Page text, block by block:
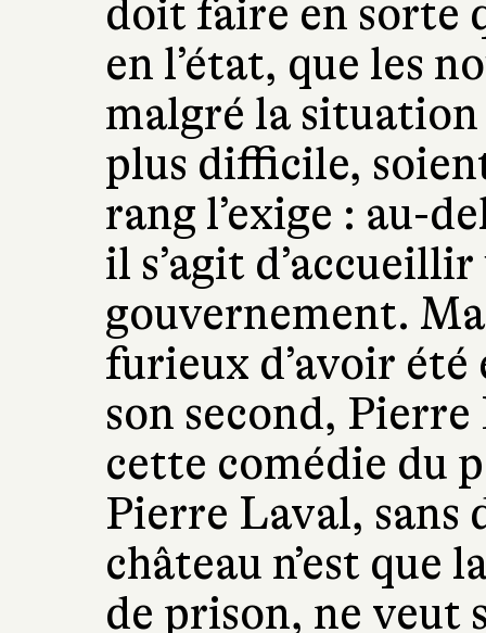
doit faire en sorte
en l’état, que les
malgré la
plus difficile,
rang l’exige : au-
il s’agit
gouvernement.
furieux d’avoir été
son second,
cette comédie du
Pierre Laval, sans
château n’est que
de prison, ne veut